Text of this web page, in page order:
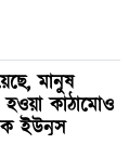
মানুষ
হওয়া কাঠামোও
ইউনূস